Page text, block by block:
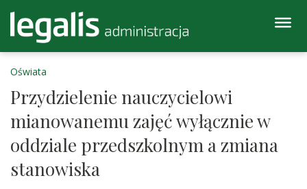
Oświata
Przydzielenie nauczycielowi
mianowanemu zajęć wyłącznie w
oddziale przedszkolnym a zmiana
stanowiska